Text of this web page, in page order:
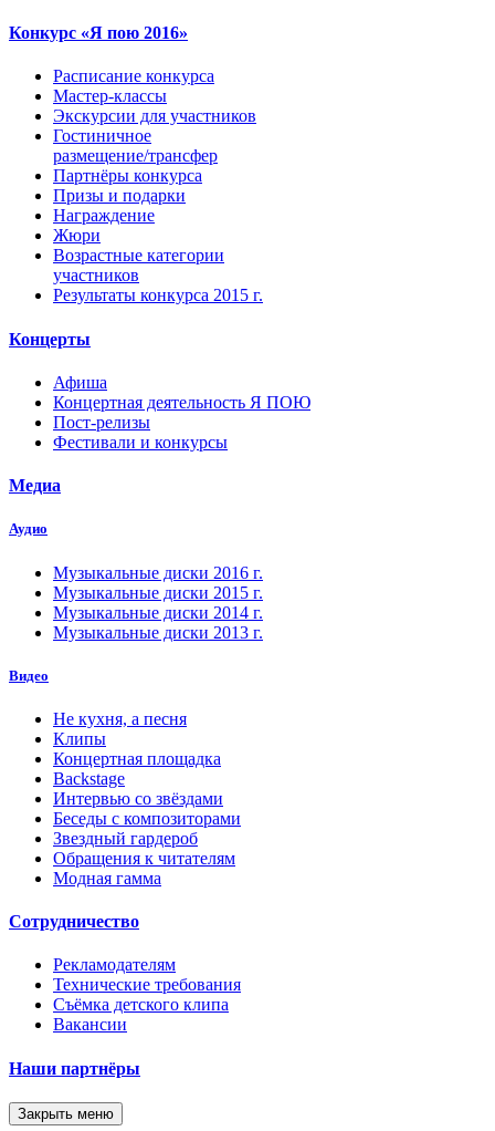
Конкурс «Я пою 2016»
Расписание конкурса
Мастер-классы
Экскурсии для участников
Гостиничное
размещение/трансфер
Партнёры конкурса
Призы и подарки
Награждение
Жюри
Возрастные категории
участников
Результаты конкурса 2015 г.
Концерты
Афиша
Концертная деятельность Я ПОЮ
Пост-релизы
Фестивали и конкурсы
Медиа
Аудио
Музыкальные диски 2016 г.
Музыкальные диски 2015 г.
Музыкальные диски 2014 г.
Музыкальные диски 2013 г.
Видео
Не кухня, а песня
Клипы
Концертная площадка
Backstage
Интервью со звёздами
Беседы с композиторами
Звездный гардероб
Обращения к читателям
Модная гамма
Сотрудничество
Рекламодателям
Технические требования
Съёмка детского клипа
Вакансии
Наши партнёры
Закрыть меню